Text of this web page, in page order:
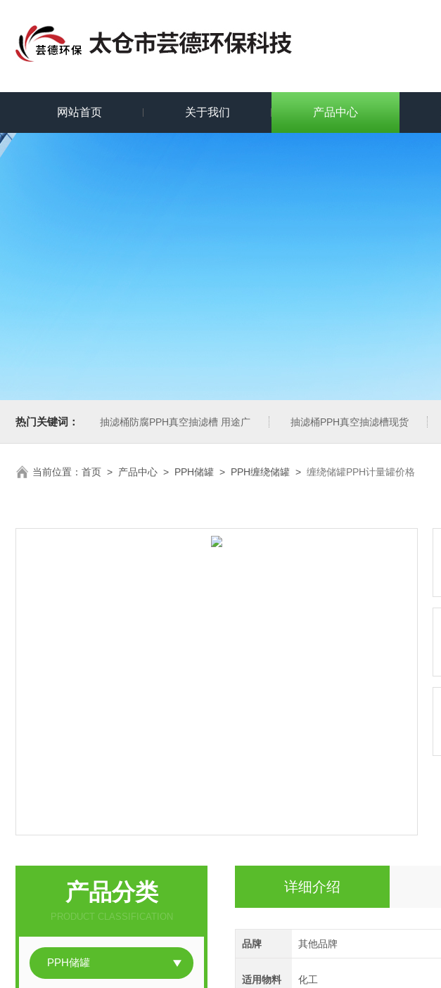
网站首页 关于我们 产品中心
热门关键词： 抽滤桶防腐PPH真空抽滤槽 用途广 抽滤桶PPH真空抽滤槽现货
当前位置： 首页 > 产品中心 > PPH储罐 > PPH缠绕储罐 > 缠绕储罐PPH计量罐价格
产品分类
PRODUCT CLASSIFICATION
PPH储罐
详细介绍
品牌 其他品牌
适用物料 化工